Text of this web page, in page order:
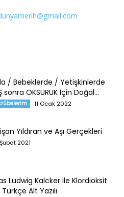
/ Bebeklerde / Yetişkinlerde
sonra ÖKSÜRÜK İçin Doğal...
11 Ocak 2022
Yıldıran ve Aşı Gerçekleri
2021
Ludwig Kalcker ile Klordioksit
Alt Yazılı